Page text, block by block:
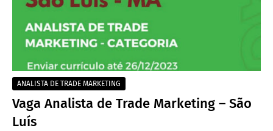
ANALISTA DE TRADE MARKETING
Vaga Analista de Trade Marketing – São
Luís